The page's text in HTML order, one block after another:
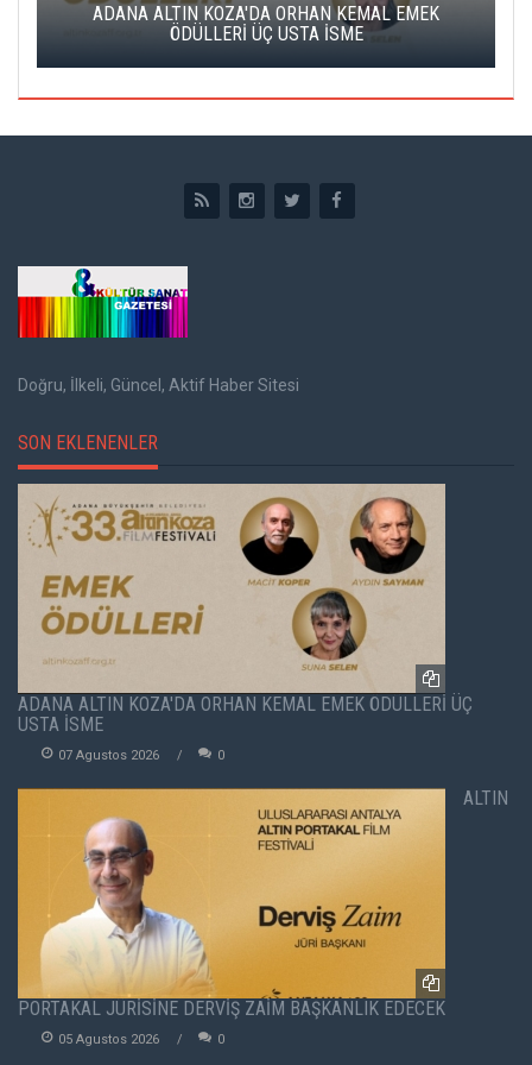
ADANA ALTIN KOZA'DA ORHAN KEMAL EMEK
ÖDÜLLERİ ÜÇ USTA İSME
Doğru, İlkeli, Güncel, Aktif Haber Sitesi
SON EKLENENLER
ADANA ALTIN KOZA'DA ORHAN KEMAL EMEK ÖDÜLLERİ ÜÇ
USTA İSME
07 Agustos 2026 0
ALTIN
PORTAKAL JÜRİSİNE DERVİŞ ZAİM BAŞKANLIK EDECEK
05 Agustos 2026 0